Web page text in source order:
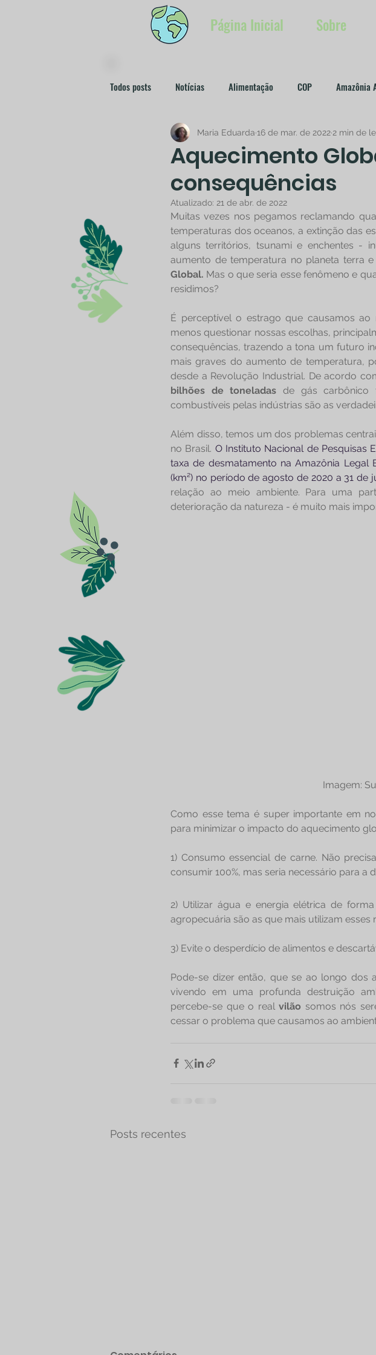
Página Inicial Sobre
Todos posts Notícias Alimentação COP Amazônia
Lixo e Poluição ESG Redator Denis Faustino
Redatora Raquel Oliveira Marketing Verde
Aquecimento
consequências
Maria Eduarda 16 de mar. de 2022 2 min de
Atualizado: 21 de abr. de 2022
Muitas vezes nos pegamos reclamando
temperaturas dos oceanos, a extinção das
alguns territórios, tsunami e enchentes -
aumento de temperatura no planeta terra
Global. Mas o que seria esse fenômeno e
residimos?
É perceptível o estrago que causamos
menos questionar nossas escolhas,
consequências, trazendo a tona um futuro
mais graves do aumento de temperatura,
desde a Revolução Industrial. De acordo
bilhões de toneladas de gás carbônico
combustíveis pelas indústrias são as
Além disso, temos um dos problemas
no Brasil. O Instituto Nacional de Pesquisas
taxa de desmatamento na Amazônia Legal
(km²) no período de agosto de 2020 a 31 de
relação ao meio ambiente. Para uma
deterioração da natureza - é muito mais
Imagem:
Como esse tema é super importante em
para minimizar o impacto do aquecimento
1) Consumo essencial de carne. Não
consumir 100%, mas seria necessário para a
2) Utilizar água e energia elétrica de
agropecuária são as que mais utilizam
3) Evite o desperdício de alimentos e
Pode-se dizer então, que se ao longo dos
vivendo em uma profunda destruição
percebe-se que o real vilão somos nós
cessar o problema que causamos ao
Posts recentes